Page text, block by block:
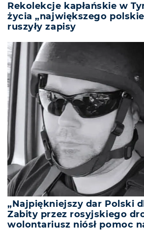
Rekolekcje kapłańskie w
życia „największego
ruszyły zapisy
„Najpiękniejszy dar Polski
Zabity przez rosyjskiego
wolontariusz niósł pomoc